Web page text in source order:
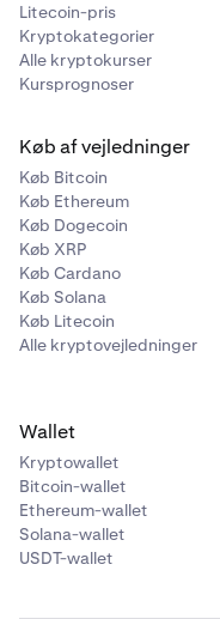
Litecoin-pris
Kryptokategorier
Alle kryptokurser
Kursprognoser
Køb af vejledninger
Køb Bitcoin
Køb Ethereum
Køb Dogecoin
Køb XRP
Køb Cardano
Køb Solana
Køb Litecoin
Alle kryptovejledninger
Wallet
Kryptowallet
Bitcoin-wallet
Ethereum-wallet
Solana-wallet
USDT-wallet